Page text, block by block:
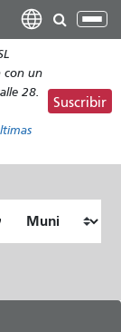
con un
28.
Suscribir